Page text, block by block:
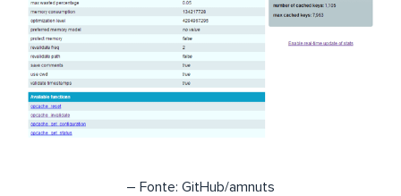
– Fonte: GitHub/amnuts